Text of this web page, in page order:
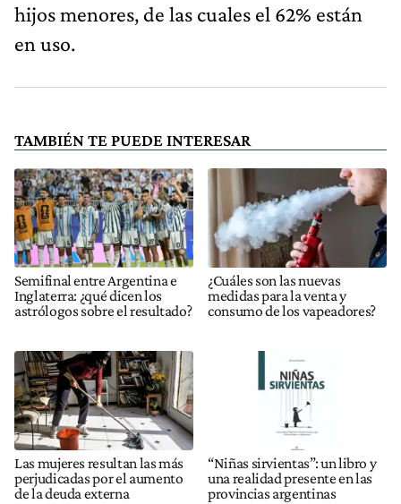
hijos menores, de las cuales el 62% están
en uso.
TAMBIÉN TE PUEDE INTERESAR
Semifinal entre Argentina e
Inglaterra: ¿qué dicen los
astrólogos sobre el resultado?
¿Cuáles son las nuevas
medidas para la venta y
consumo de los vapeadores?
Las mujeres resultan las más
perjudicadas por el aumento
de la deuda externa
“Niñas sirvientas”: un libro y
una realidad presente en las
provincias argentinas